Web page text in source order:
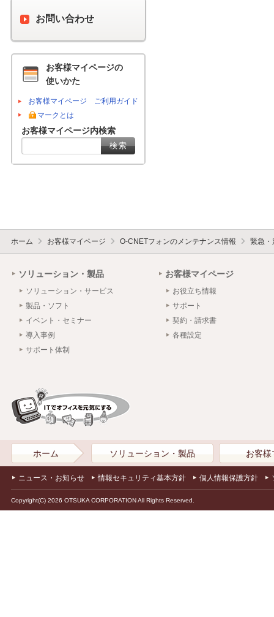
お問い合わせ
お客様マイページの
使いかた
お客様マイページ ご利用ガイド
マークとは
お客様マイページ内検索
ホーム お客様マイページ O-CNETフォンのメンテナンス情報 緊急・
ソリューション・製品
ソリューション・サービス
製品・ソフト
イベント・セミナー
導入事例
サポート体制
お客様マイページ
お役立ち情報
サポート
契約・請求書
各種設定
ホーム ソリューション・製品 お客様
ニュース・お知らせ 情報セキュリティ基本方針 個人情報保護方針
Copyright(C) 2026 OTSUKA CORPORATION All Rights Reserved.